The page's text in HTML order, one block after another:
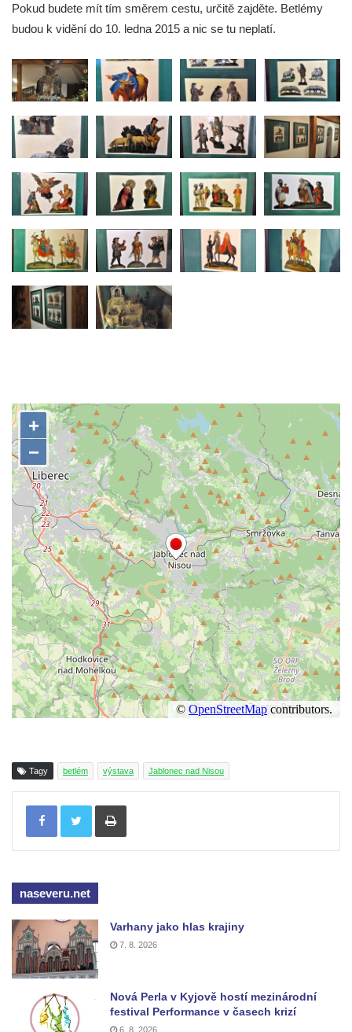
Pokud budete mít tím směrem cestu, určitě zajděte. Betlémy
budou k vidění do 10. ledna 2015 a nic se tu neplatí.
Tagy betlém výstava Jablonec nad Nisou
Tisknout
naseveru.net
Varhany jako hlas krajiny
7. 8. 2026
Nová Perla v Kyjově hostí mezinárodní
festival Performance v časech krizí
6. 8. 2026